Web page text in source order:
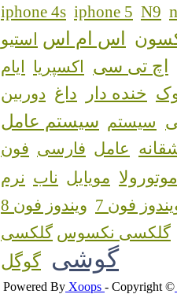
iphone 4s iphone 5 N9
اس ام اس استیو
اچ تی سی اکسپریا ایام
خنده دار داغ دوربین
سیستم سیستم عامل
عامل فارسی فون
موتورولا مویایل ناب نرم
فون 7
ویندوز فون 8
گلکسی نکسوس
گوشی گوگل
Powered By Xoops - Copyright ©